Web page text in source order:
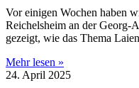
Vor einigen Wochen haben
Reichelsheim an der Georg-
gezeigt, wie das Thema
Mehr lesen »
24. April 2025